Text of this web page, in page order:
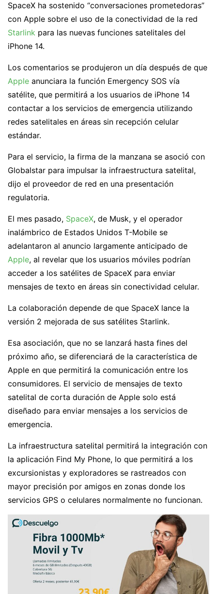
SpaceX ha sostenido “conversaciones prometedoras”
con Apple sobre el uso de la conectividad de la red
Starlink para las nuevas funciones satelitales del
iPhone 14.
Los comentarios se produjeron un día después de que
Apple anunciara la función Emergency SOS vía
satélite, que permitirá a los usuarios de iPhone 14
contactar a los servicios de emergencia utilizando
redes satelitales en áreas sin recepción celular
estándar.
Para el servicio, la firma de la manzana se asoció con
Globalstar para impulsar la infraestructura satelital,
dijo el proveedor de red en una presentación
regulatoria.
El mes pasado, SpaceX, de Musk, y el operador
inalámbrico de Estados Unidos T-Mobile se
adelantaron al anuncio largamente anticipado de
Apple, al revelar que los usuarios móviles podrían
acceder a los satélites de SpaceX para enviar
mensajes de texto en áreas sin conectividad celular.
La colaboración depende de que SpaceX lance la
versión 2 mejorada de sus satélites Starlink.
Esa asociación, que no se lanzará hasta fines del
próximo año, se diferenciará de la característica de
Apple en que permitirá la comunicación entre los
consumidores. El servicio de mensajes de texto
satelital de corta duración de Apple solo está
diseñado para enviar mensajes a los servicios de
emergencia.
La infraestructura satelital permitirá la integración con
la aplicación Find My Phone, lo que permitirá a los
excursionistas y exploradores se rastreados con
mayor precisión por amigos en zonas donde los
servicios GPS o celulares normalmente no funcionan.